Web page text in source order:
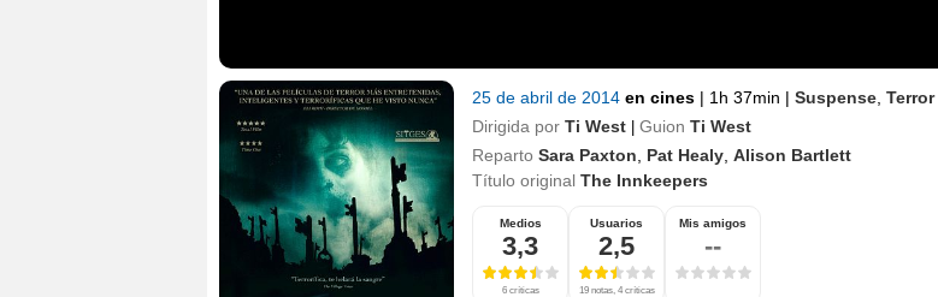
25 de abril de 2014 en cines | 1h 37min | Suspense Terror
Dirigida por Ti West | Guion Ti West
Reparto Sara Paxton Pat Healy Alison Bartlett
Título original The Innkeepers
Medios
3,3
6 críticas
Usuarios
2,5
19 notas, 4 críticas
Mis amigos
--